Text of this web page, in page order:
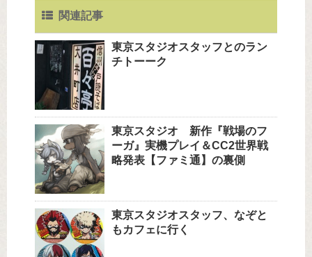
関連記事
東京スタジオスタッフとのラン
チトーーク
東京スタジオ 新作『戦場のフ
ーガ』実機プレイ＆CC2世界戦
略発表【ファミ通】の裏側
東京スタジオスタッフ、なぞと
もカフェに行く